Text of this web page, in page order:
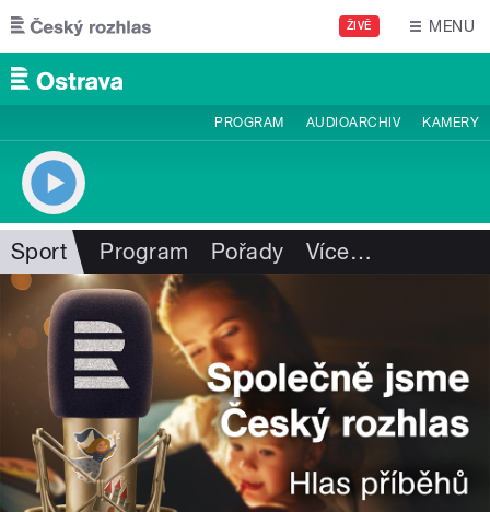
Přejít k hlavnímu obsahu
ŽIVĚ MENU
PROGRAM AUDIOARCHIV KAMERY
Sport Program Pořady Více…